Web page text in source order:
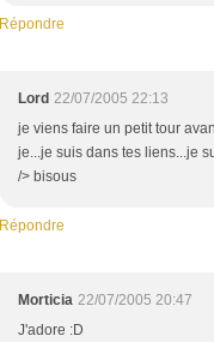
Répondre
Lord 22/07/2005 22:13
je viens faire un petit tour
je...je suis dans tes liens...je
/> bisous
Répondre
Morticia 22/07/2005 20:47
J'adore :D